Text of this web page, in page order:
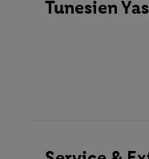
Friseur
Tunesien